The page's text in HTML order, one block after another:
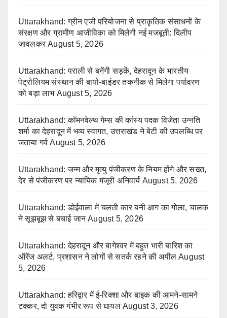
Uttarakhand: ग्रीन एजी परियोजना से प्राकृतिक संसाधनों के
संरक्षण और ग्रामीण आजीविका को मिलेगी नई मजबूती: दिलीप
जावलकर August 5, 2026
Uttarakhand: पराली से बनेंगी सड़कें, देहरादून के भारतीय
पेट्रोलियम संस्थान की बायो-बाइंडर तकनीक से मिलेगा पर्यावरण
को बड़ा लाभ August 5, 2026
Uttarakhand: कॉमनवेल्थ गेम्स की कांस्य पदक विजेता उन्नति
शर्मा का देहरादून में भव्य स्वागत, उत्तराखंड ने बेटी की उपलब्धि पर
जताया गर्व August 5, 2026
Uttarakhand: जन्म और मृत्यु पंजीकरण के नियम होंगे और सख्त,
देर से पंजीकरण पर न्यायिक मंजूरी अनिवार्य August 5, 2026
Uttarakhand: डोईवाला में चलती कार बनी आग का गोला, चालक
ने सूझबूझ से बचाई जान August 5, 2026
Uttarakhand: देहरादून और बागेश्वर में बहुत भारी बारिश का
ऑरेंज अलर्ट, प्रशासन ने लोगों से सतर्क रहने की अपील August
5, 2026
Uttarakhand: हरिद्वार में ई-रिक्शा और बाइक की आमने-सामने
टक्कर, दो युवक गंभीर रूप से घायल August 3, 2026